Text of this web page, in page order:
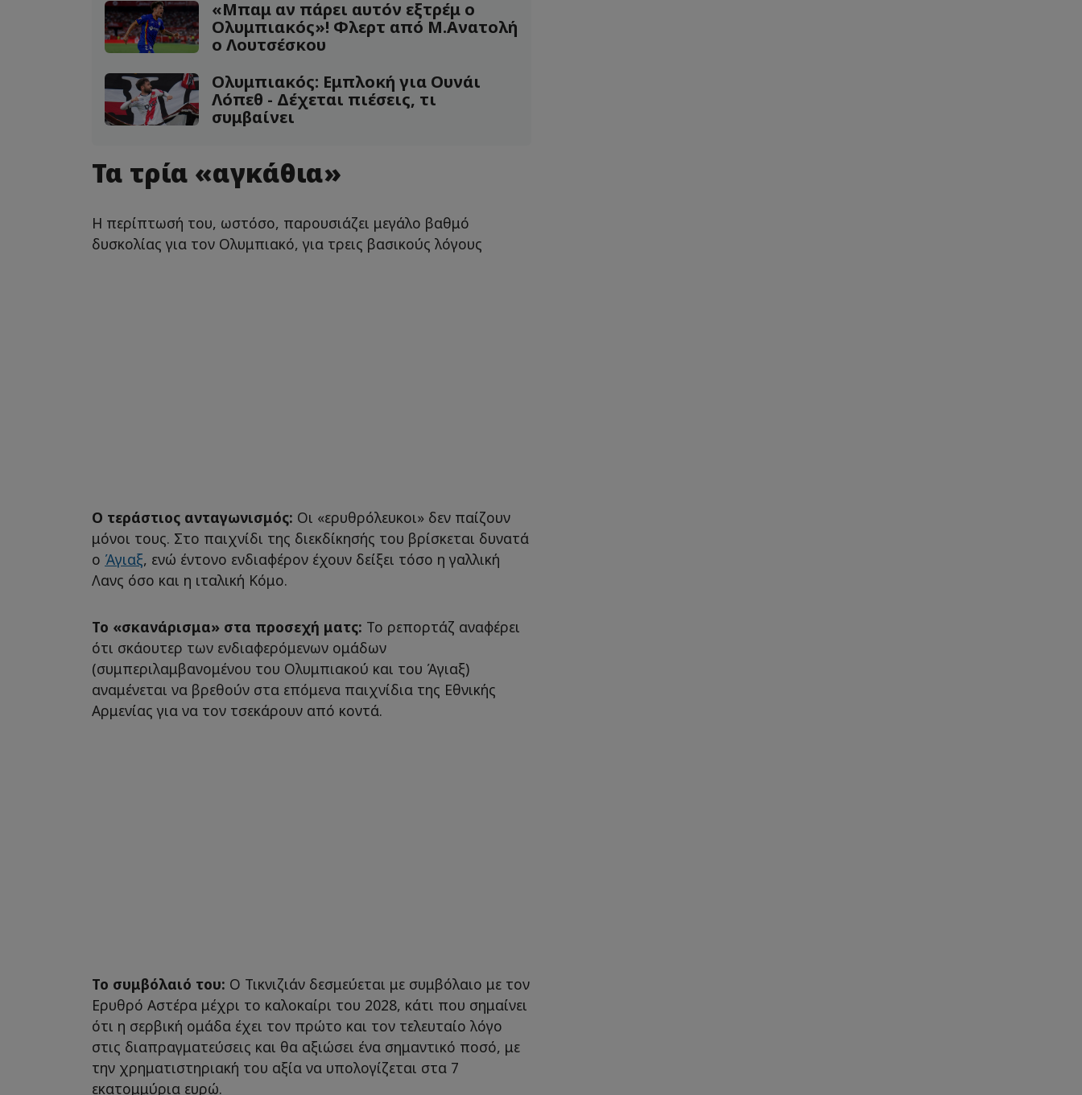
«Μπαμ αν πάρει αυτόν εξτρέμ ο
Ολυμπιακός»! Φλερτ από Μ.Ανατολή
ο Λουτσέσκου
Ολυμπιακός: Εμπλοκή για Ουνάι
Λόπεθ - Δέχεται πιέσεις, τι
συμβαίνει
Τα τρία «αγκάθια»
Η περίπτωσή του, ωστόσο, παρουσιάζει μεγάλο βαθμό
δυσκολίας για τον Ολυμπιακό, για τρεις βασικούς λόγους
Ο τεράστιος ανταγωνισμός: Οι «ερυθρόλευκοι» δεν παίζουν
μόνοι τους. Στο παιχνίδι της διεκδίκησής του βρίσκεται δυνατά
ο Άγιαξ, ενώ έντονο ενδιαφέρον έχουν δείξει τόσο η γαλλική
Λανς όσο και η ιταλική Κόμο.
Το «σκανάρισμα» στα προσεχή ματς: Το ρεπορτάζ αναφέρει
ότι σκάουτερ των ενδιαφερόμενων ομάδων
(συμπεριλαμβανομένου του Ολυμπιακού και του Άγιαξ)
αναμένεται να βρεθούν στα επόμενα παιχνίδια της Εθνικής
Αρμενίας για να τον τσεκάρουν από κοντά.
Το συμβόλαιό του: Ο Τικνιζιάν δεσμεύεται με συμβόλαιο με τον
Ερυθρό Αστέρα μέχρι το καλοκαίρι του 2028, κάτι που σημαίνει
ότι η σερβική ομάδα έχει τον πρώτο και τον τελευταίο λόγο
στις διαπραγματεύσεις και θα αξιώσει ένα σημαντικό ποσό, με
την χρηματιστηριακή του αξία να υπολογίζεται στα 7
εκατομμύρια ευρώ.